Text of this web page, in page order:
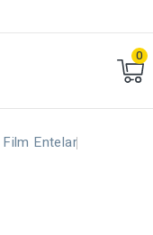
0
Film Entelar